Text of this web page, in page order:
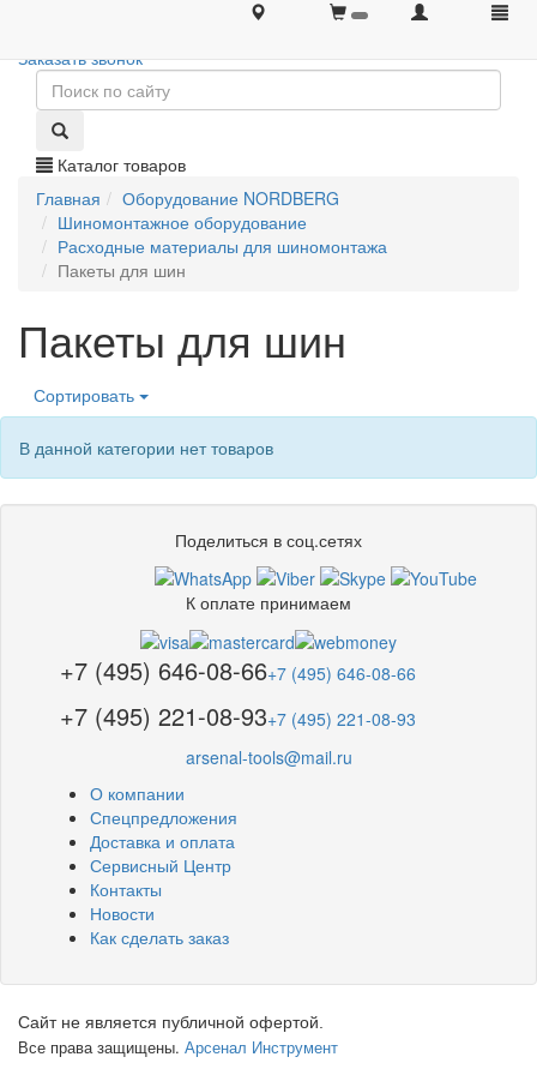
+7 (495) 646-08-66
Заказать звонок
Каталог товаров
Главная
Оборудование NORDBERG
Шиномонтажное оборудование
Расходные материалы для шиномонтажа
Пакеты для шин
Пакеты для шин
Сортировать
В данной категории нет товаров
Поделиться в соц.сетях
К оплате принимаем
+7 (495) 646-08-66+7 (495) 646-08-66
+7 (495) 221-08-93+7 (495) 221-08-93
arsenal-tools@mail.ru
О компании
Спецпредложения
Доставка и оплата
Сервисный Центр
Контакты
Новости
Как сделать заказ
Сайт не является публичной офертой.
Все права защищены. Арсенал Инструмент